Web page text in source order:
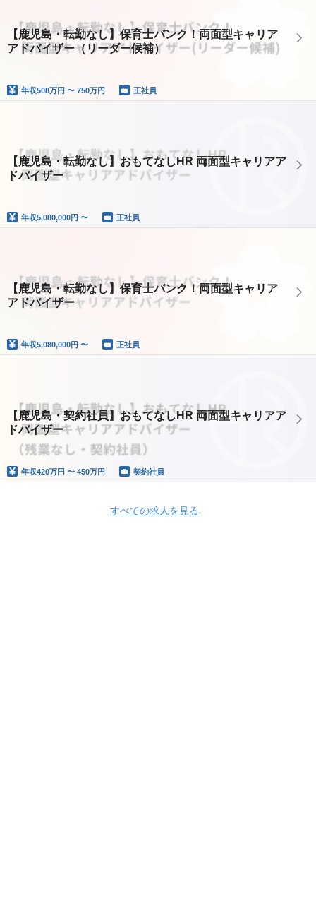
【鹿児島・転勤なし】保育士バンク！両面型キャリア
アドバイザー（リーダー候補）
年収508万円 〜 750万円 正社員
【鹿児島・転勤なし】おもてなしHR 両面型キャリアア
ドバイザー
年収5,080,000円 〜 正社員
【鹿児島・転勤なし】保育士バンク！両面型キャリア
アドバイザー
年収5,080,000円 〜 正社員
【鹿児島・契約社員】おもてなしHR 両面型キャリアア
ドバイザー
年収420万円 〜 450万円 契約社員
すべての求人を見る